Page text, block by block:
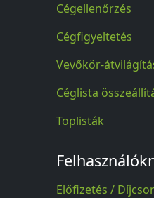
Cégellenőrzés
Cégfigyeltetés
Vevőkör-
Céglista
Toplisták
Előfizetés /